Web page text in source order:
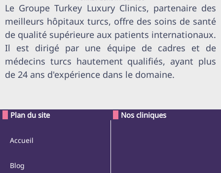
Le Groupe Turkey Luxury Clinics, partenaire des
meilleurs hôpitaux turcs, offre des soins de santé
de qualité supérieure aux patients internationaux.
Il est dirigé par une équipe de cadres et de
médecins turcs hautement qualifiés, ayant plus
de 24 ans d'expérience dans le domaine.
Plan du site
Accueil
Blog
Nos cliniques